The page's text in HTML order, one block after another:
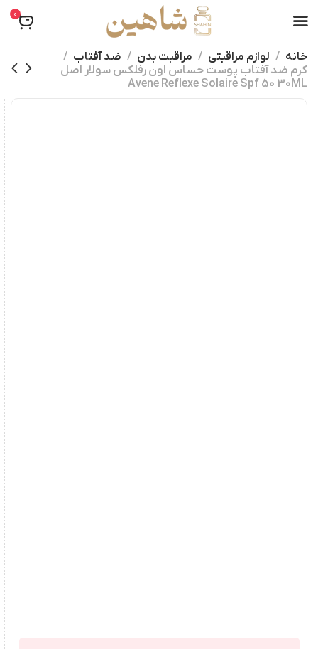
0
خانه لوازم مراقبتی مراقبت بدن
ضد آفتاب
کرم ضد آفتاب پوست حساس اون رفلکس سولار اصل
Avene Reflexe Solaire Spf 50 30ML